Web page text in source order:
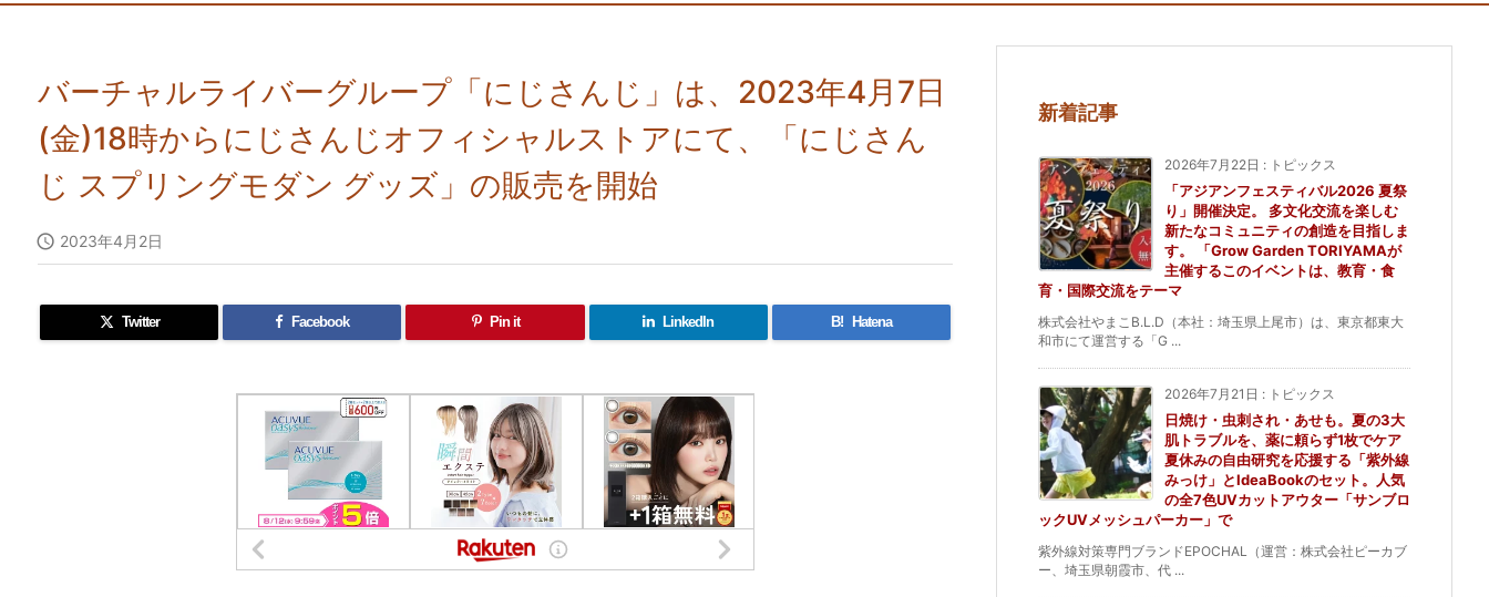
バーチャルライバーグループ「にじさんじ」は、2023年4月7日
(金)18時からにじさんじオフィシャルストアにて、「にじさん
じ スプリングモダン グッズ」の販売を開始
 2023年4月2日
Twitter Facebook Pin it LinkedIn B! Hatena
新着記事
2026年7月22日 : トピックス
「アジアンフェスティバル2026 夏祭
り」開催決定。 多文化交流を楽しむ
新たなコミュニティの創造を目指しま
す。 「Grow Garden TORIYAMAが
主催するこのイベントは、教育・食
育・国際交流をテーマ
株式会社やまこB.L.D（本社：埼玉県上尾市）は、東京都東大
和市にて運営する「G ...
2026年7月21日 : トピックス
日焼け・虫刺され・あせも。夏の3大
肌トラブルを、薬に頼らず1枚でケア
夏休みの自由研究を応援する「紫外線
みっけ」とIdeaBookのセット。人気
の全7色UVカットアウター「サンブロ
ックUVメッシュパーカー」で
紫外線対策専門ブランドEPOCHAL（運営：株式会社ピーカブ
ー、埼玉県朝霞市、代 ...